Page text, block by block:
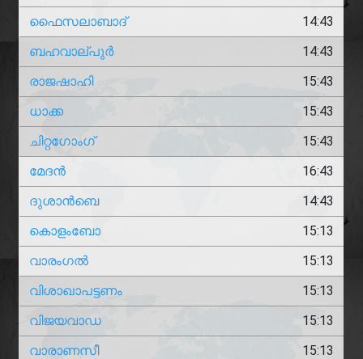
ഫൈസലാബാദ്
14:43
ബഹവാല്പുർ
14:43
രാജഷാഹി
15:43
ധാക്ക
15:43
ചിറ്റഗോംഗ്
15:43
മേദൻ
16:43
ദുശാൻബെ
14:43
കൊളംബോ
15:13
വാരംഗൽ
15:13
വിശാഖാപട്ടണം
15:13
വിജയവാഡ
15:13
വാരാണസീ
15:13